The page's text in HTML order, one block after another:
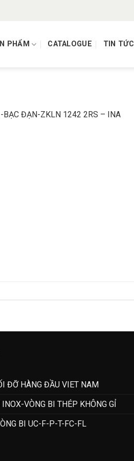
PHẨM CATALOGUE TIN TỨC
BẠC ĐẠN-ZKLN 1242 2RS – INA
ĐỠ HÀNG ĐẦU VIET NAM
VÒNG BI THÉP KHÔNG GỈ
BI UC-F-P-T-FC-FL